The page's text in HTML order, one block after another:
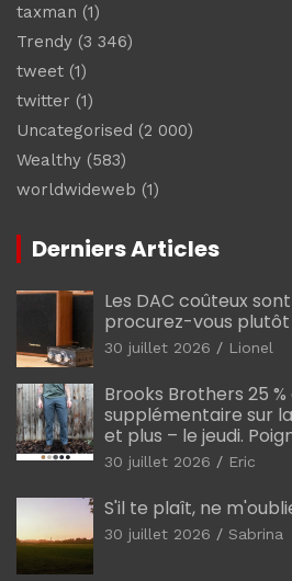
taxman (1)
Trendy (3 346)
tweet (1)
twitter (1)
Uncategorised (2 000)
Wealthy (583)
worldwideweb (1)
Derniers Articles
Les DAC coûteux
procurez-vous
30 juillet 2026 Lionel
Brooks Brothers 25
supplémentaire sur la
et plus – le jeudi.
30 juillet 2026 Eric
S'il te plaît, ne
30 juillet 2026 Sabrina